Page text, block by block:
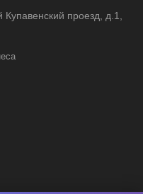
проезд, д.1,